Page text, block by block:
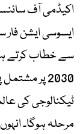
اکیڈمی آف
ایسوسی ایشن
ٹیکنالوجی کی
مرحلہ ہوگا۔